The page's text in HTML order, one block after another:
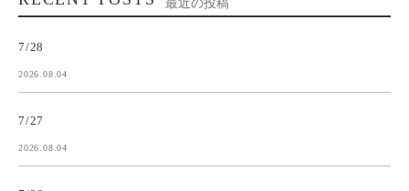
最近の投稿
7/28
2026.08.04
7/27
2026.08.04